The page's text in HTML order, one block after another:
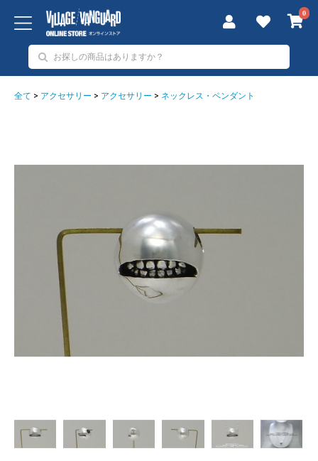
0
全て > アクセサリー > アクセサリー > ネックレス・ペンダント